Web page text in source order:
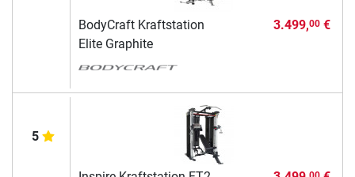
BodyCraft Kraftstation
Elite Graphite
3.499,00€
5